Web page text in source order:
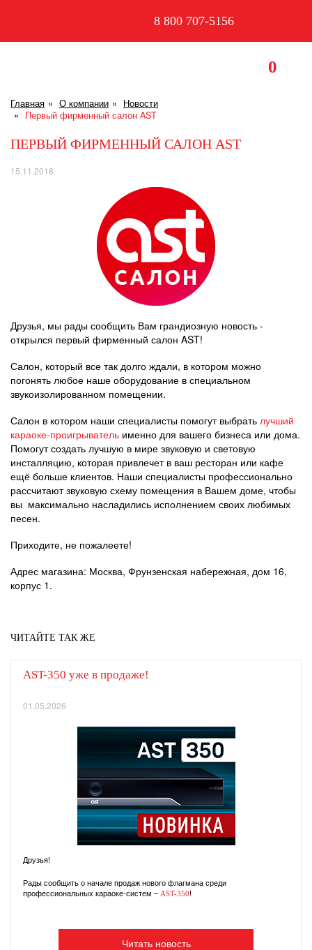
8 800 707-5156
0
Главная О компании
Новости
Первый фирменный салон AST
ПЕРВЫЙ ФИРМЕННЫЙ САЛОН AST
15.11.2018
Друзья, мы рады сообщить Вам грандиозную новость -
открылся первый фирменный салон AST!
Салон, который все так долго ждали, в котором можно
погонять любое наше оборудование в специальном
звукоизолированном помещении.
Салон в котором наши специалисты помогут выбрать лучший
караоке-проигрыватель именно для вашего бизнеса или дома.
Помогут создать лучшую в мире звуковую и световую
инсталляцию, которая привлечет в ваш ресторан или кафе
ещё больше клиентов. Наши специалисты профессионально
рассчитают звуковую схему помещения в Вашем доме, чтобы
вы максимально насладились исполнением своих любимых
песен.
Приходите, не пожалеете!
Адрес магазина: Москва, Фрунзенская набережная, дом 16,
корпус 1.
ЧИТАЙТЕ ТАК ЖЕ
AST-350 уже в продаже!
01.05.2026
Друзья!
Рады сообщить о начале продаж нового флагмана среди
профессиональных караоке-систем – AST-350!
Читать новость